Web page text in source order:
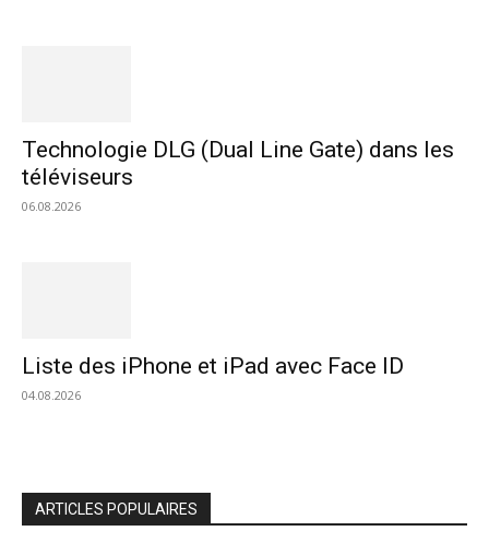
Technologie DLG (Dual Line Gate) dans les
téléviseurs
06.08.2026
Liste des iPhone et iPad avec Face ID
04.08.2026
ARTICLES POPULAIRES